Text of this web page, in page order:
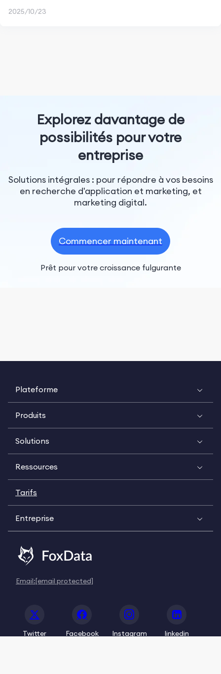
2025/10/23
Explorez davantage de
possibilités pour votre
entreprise
Solutions intégrales : pour répondre à vos besoins
en recherche d'application et marketing, et
marketing digital.
Commencer maintenant
Prêt pour votre croissance fulgurante
Plateforme
Produits
Solutions
Ressources
Tarifs
Entreprise
Email:[email protected]
Twitter Facebook Instagram linkedin